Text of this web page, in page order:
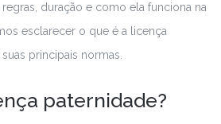
duração e como ela funciona na
esclarecer o que é a licença
principais normas.
paternidade?